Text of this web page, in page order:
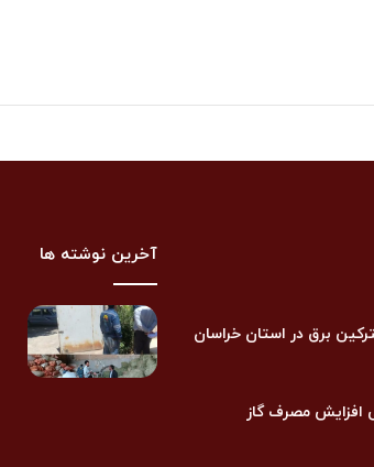
برق در استان خراسان
افزایش مصرف گاز
آخرین نوشته ها